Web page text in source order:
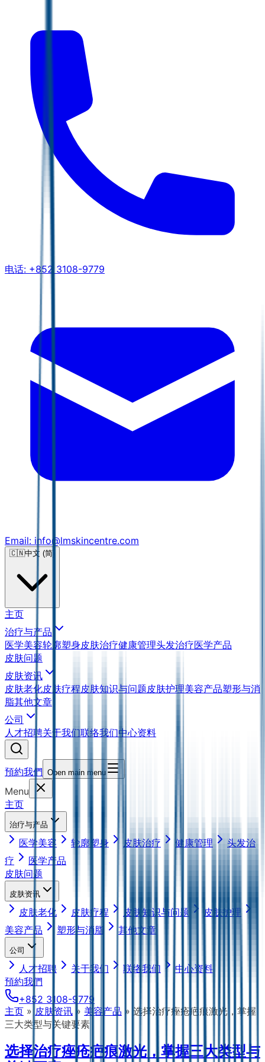
电话: +852 3108-9779
Email: info@lmskincentre.com
🇨🇳中文 (简)
主页
治疗与产品
医学美容轮廓塑身皮肤治疗健康管理头发治疗医学产品
皮肤问题
皮肤资讯
皮肤老化皮肤疗程皮肤知识与问题皮肤护理美容产品塑形与消
脂其他文章
公司
人才招聘关于我们联络我们中心资料
預約我們 Open main menu
Menu
主页
治疗与产品
医学美容 轮廓塑身 皮肤治疗 健康管理
头发治
疗
医学产品
皮肤问题
皮肤资讯
皮肤老化 皮肤疗程 皮肤知识与问题
皮肤护理
美容产品
塑形与消脂 其他文章
公司
人才招聘 关于我们 联络我们
中心资料
預約我們
+852 3108-9779
主页 » 皮肤资讯 » 美容产品 » 选择治疗痤疮疤痕激光，掌握
三大类型与关键要素
选择治疗痤疮疤痕激光，掌握三大类型与